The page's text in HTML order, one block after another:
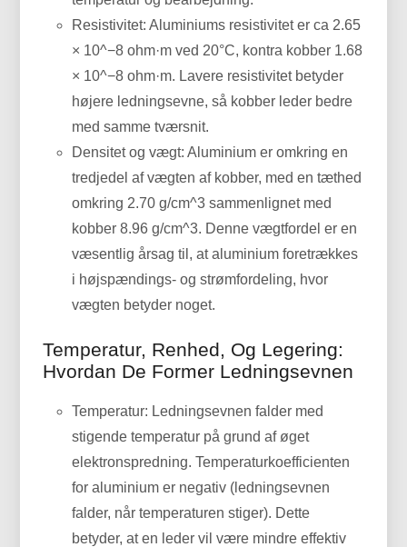
Resistivitet: Aluminiums resistivitet er ca 2.65
× 10^−8 ohm·m ved 20°C, kontra kobber 1.68
× 10^−8 ohm·m. Lavere resistivitet betyder
højere ledningsevne, så kobber leder bedre
med samme tværsnit.
Densitet og vægt: Aluminium er omkring en
tredjedel af vægten af ​​kobber, med en tæthed
omkring 2.70 g/cm^3 sammenlignet med
kobber 8.96 g/cm^3. Denne vægtfordel er en
væsentlig årsag til, at aluminium foretrækkes
i højspændings- og strømfordeling, hvor
vægten betyder noget.
Temperatur, Renhed, Og Legering:
Hvordan De Former Ledningsevnen
Temperatur: Ledningsevnen falder med
stigende temperatur på grund af øget
elektronspredning. Temperaturkoefficienten
for aluminium er negativ (ledningsevnen
falder, når temperaturen stiger). Dette
betyder, at en leder vil være mindre effektiv